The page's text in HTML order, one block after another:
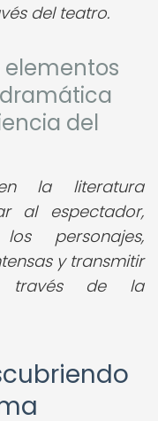
del teatro.
elementos
del
la literatura
al espectador,
personajes,
y transmitir
través de la